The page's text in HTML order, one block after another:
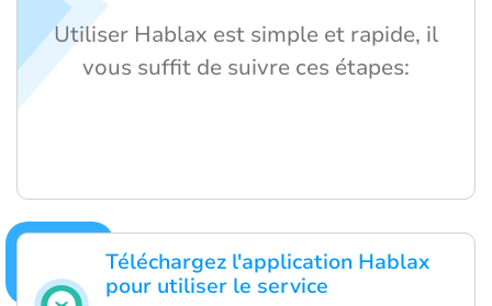
Téléchargez l'application Hablax
pour utiliser le service
Utiliser Hablax est simple et rapide, il
vous suffit de suivre ces étapes: